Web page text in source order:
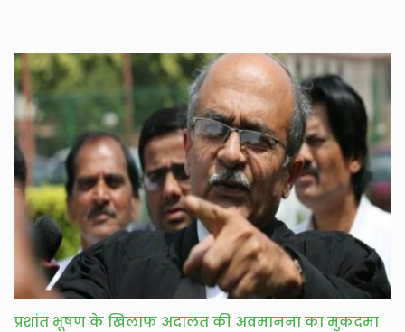
प्रशांत भूषण के खिलाफ अदालत की अवमानना का मुकदमा